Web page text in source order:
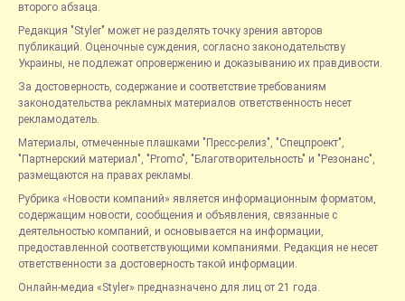
второго абзаца.
Редакция "Styler" может не разделять точку зрения авторов
публикаций. Оценочные суждения, согласно законодательству
Украины, не подлежат опровержению и доказыванию их правдивости.
За достоверность, содержание и соответствие требованиям
законодательства рекламных материалов ответственность несет
рекламодатель.
Материалы, отмеченные плашками "Пресс-релиз", "Спецпроект",
"Партнерский материал", "Promo", "Благотворительность" и "Резонанс",
размещаются на правах рекламы.
Рубрика «Новости компаний» является информационным форматом,
содержащим новости, сообщения и объявления, связанные с
деятельностью компаний, и основывается на информации,
предоставленной соответствующими компаниями. Редакция не несет
ответственности за достоверность такой информации.
Онлайн-медиа «Styler» предназначено для лиц от 21 года.